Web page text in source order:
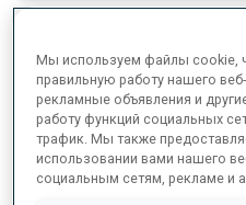
РЕЗУЛЬТАТЫ -
ЛЫЖНЫЙ ХОД -
Данных нет
Мы используем файлы cookie,
правильную работу нашего
рекламные объявления и
работу функций социальных
трафик. Мы также
использовании вами нашего
социальным сетям, рекламе и